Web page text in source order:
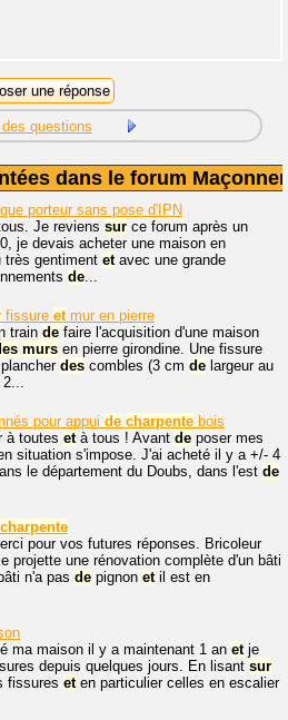
questions
dans le forum
porteur sans pose d'IPN
Je reviens sur ce forum après un
je devais acheter une maison en
très gentiment etavec une grande
de...
fissure etmur en pierre
train de faire l'acquisition d'une maison
murs en pierre girondine. Une fissure
des combles (3 cm de largeur au
2...
pour appui de charpente bois
à toutes età tous ! Avant de poser mes
situation s'impose. J'ai acheté il y a +/- 4
le département du Doubs, dans l'est de
charpente
pour vos futures réponses. Bricoleur
projette une rénovation complète d'un bâti
n'a pas de pignon etil est en
ma maison il y a maintenant 1 an etje
depuis quelques jours. En lisant sur
fissures eten particulier celles en escalier